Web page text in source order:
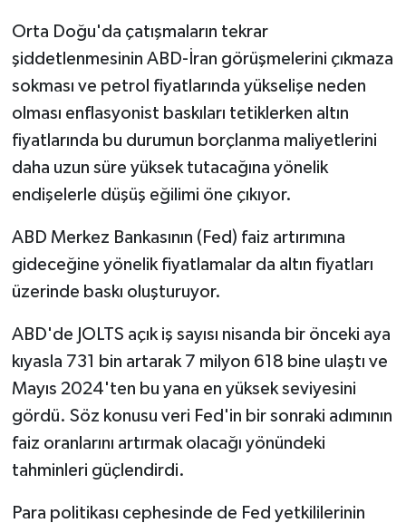
Orta Doğu'da çatışmaların tekrar
şiddetlenmesinin ABD-İran görüşmelerini çıkmaza
sokması ve petrol fiyatlarında yükselişe neden
olması enflasyonist baskıları tetiklerken altın
fiyatlarında bu durumun borçlanma maliyetlerini
daha uzun süre yüksek tutacağına yönelik
endişelerle düşüş eğilimi öne çıkıyor.
ABD Merkez Bankasının (Fed) faiz artırımına
gideceğine yönelik fiyatlamalar da altın fiyatları
üzerinde baskı oluşturuyor.
ABD'de JOLTS açık iş sayısı nisanda bir önceki aya
kıyasla 731 bin artarak 7 milyon 618 bine ulaştı ve
Mayıs 2024'ten bu yana en yüksek seviyesini
gördü. Söz konusu veri Fed'in bir sonraki adımının
faiz oranlarını artırmak olacağı yönündeki
tahminleri güçlendirdi.
Para politikası cephesinde de Fed yetkililerinin